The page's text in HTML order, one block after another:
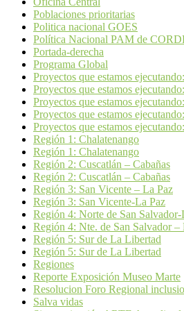
Poblaciones prioritarias
Politica nacional GOES
Política Nacional PAM de
Portada-derecha
Programa Global
Proyectos que estamos
Proyectos que estamos
Proyectos que estamos
Proyectos que estamos
Proyectos que estamos
Región 1: Chalatenango
Región 1: Chalatenango
Región 2: Cuscatlán – Cabañas
Región 2: Cuscatlán – Cabañas
Región 3: San Vicente – La Paz
Región 3: San Vicente-La Paz
Región 4: Norte de San
Región 4: Nte. de San Salvador –
Región 5: Sur de La Libertad
Región 5: Sur de La Libertad
Regiones
Reporte Exposición Museo Marte
Resolucion Foro Regional
Salva vidas